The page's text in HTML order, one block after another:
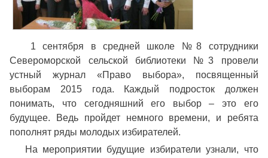
1 сентября в средней школе №8 сотрудники
Североморской сельской библиотеки №3 провели
устный журнал «Право выбора», посвященный
выборам 2015 года. Каждый подросток должен
понимать, что сегодняшний его выбор – это его
будущее. Ведь пройдет немного времени, и ребята
пополнят ряды молодых избирателей.
На мероприятии будущие избиратели узнали, что